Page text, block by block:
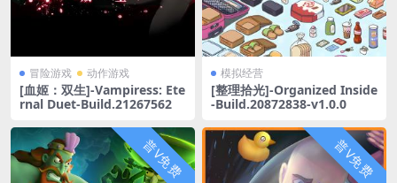
冒险游戏 动作游戏
[血姬：双生]-Vampiress: Ete
rnal Duet-Build.21267562
模拟经营
[整理拾光]-Organized Inside
-Build.20872838-v1.0.0
普V免费 普V免费